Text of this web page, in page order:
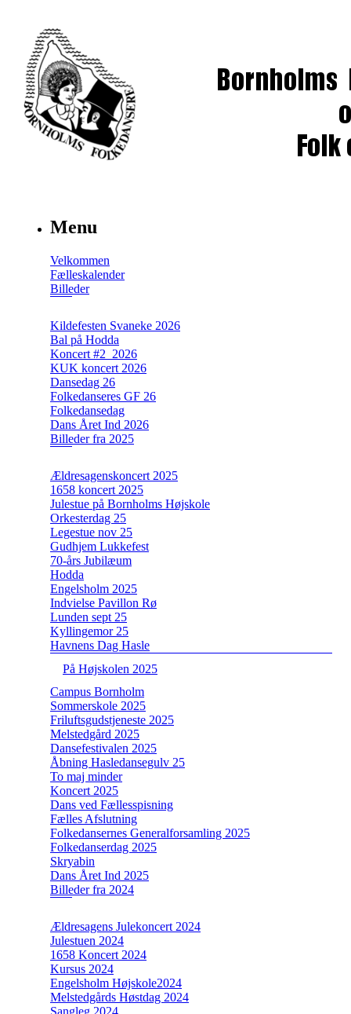
Menu
Velkommen
Fælleskalender
Billeder
Kildefesten Svaneke 2026
Bal på Hodda
Koncert #2_2026
KUK koncert 2026
Dansedag 26
Folkedanseres GF 26
Folkedansedag
Dans Året Ind 2026
Billeder fra 2025
Ældresagenskoncert 2025
1658 koncert 2025
Julestue på Bornholms Højskole
Orkesterdag 25
Legestue nov 25
Gudhjem Lukkefest
70-års Jubilæum
Hodda
Engelsholm 2025
Indvielse Pavillon Rø
Lunden sept 25
Kyllingemor 25
Havnens Dag Hasle
På Højskolen 2025
Campus Bornholm
Sommerskole 2025
Friluftsgudstjeneste 2025
Melstedgård 2025
Dansefestivalen 2025
Åbning Hasledansegulv 25
To maj minder
Koncert 2025
Dans ved Fællesspisning
Fælles Afslutning
Folkedansernes Generalforsamling 2025
Folkedanserdag 2025
Skryabin
Dans Året Ind 2025
Billeder fra 2024
Ældresagens Julekoncert 2024
Julestuen 2024
1658 Koncert 2024
Kursus 2024
Engelsholm Højskole2024
Melstedgårds Høstdag 2024